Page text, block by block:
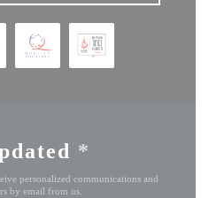
*
personalized communications and
by email from us.